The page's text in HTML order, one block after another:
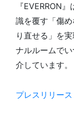
『EVERRON
識を覆す「傷
り直せる」を
ナルルームで
介しています。
プレスリリース